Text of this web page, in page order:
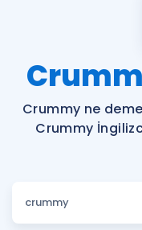
Remzi Hoca ile seni
Katılımcı
Faydalı Araçlar
Sözlük
Hakkımızda
Crummy ne
Crummy